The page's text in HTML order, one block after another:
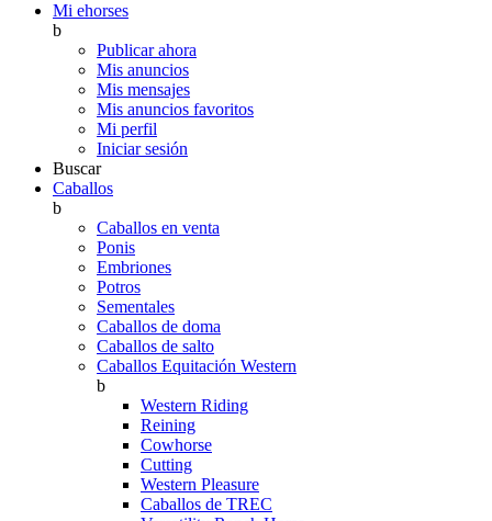
Mi ehorses
b
Publicar ahora
Mis anuncios
Mis mensajes
Mis anuncios favoritos
Mi perfil
Iniciar sesión
Buscar
Caballos
b
Caballos en venta
Ponis
Embriones
Potros
Sementales
Caballos de doma
Caballos de salto
Caballos Equitación Western
b
Western Riding
Reining
Cowhorse
Cutting
Western Pleasure
Caballos de TREC